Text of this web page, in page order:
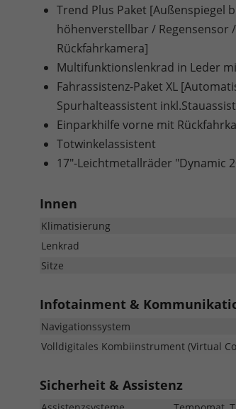
Trend Plus Paket [Außenspiegel
höhenverstellbar /
Rückfahrkamera]
Multifunktionslenkrad in Leder
Fahrassistenz-Paket XL
Spurhalteassistent
Einparkhilfe vorne mit
Totwinkelassistent
17"-Leichtmetallräder "Dynamic
Innen
Klimatisierung
Lenkrad
Sitze
Infotainment &
Navigationssystem
Volldigitales Kombiinstrument (Virtual
Sicherheit & Assistenz